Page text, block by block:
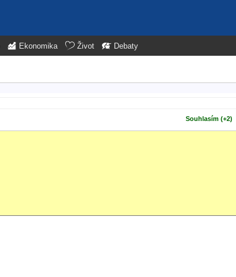
Ekonomika Život Debaty
Souhlasím (+2)